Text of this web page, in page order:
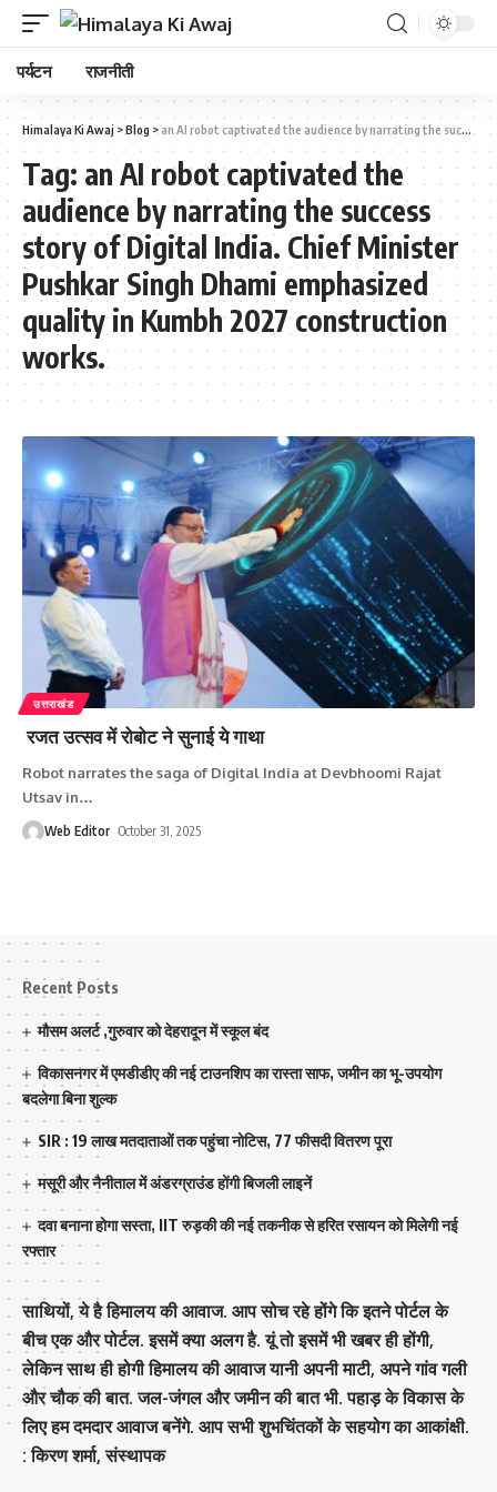
पर्यटन राजनीती
Himalaya Ki Awaj >Blog > an AI robot captivated the audience by narrating the success story of Digital India. Chief Minister Pushkar Singh Dhami emphasized quality in Kumbh 2027 construction works.
Tag: an AI robot captivated the
audience by narrating the success
story of Digital India. Chief Minister
Pushkar Singh Dhami emphasized
quality in Kumbh 2027 construction
works.
उत्तराखंड
रजत उत्सव में रोबोट ने सुनाई ये गाथा
Robot narrates the saga of Digital India at Devbhoomi Rajat
Utsav in…
Web Editor October 31, 2025
Recent Posts
मौसम अलर्ट ,गुरुवार को देहरादून में स्कूल बंद
विकासनगर में एमडीडीए की नई टाउनशिप का रास्ता साफ, जमीन का भू-उपयोग
बदलेगा बिना शुल्क
SIR : 19 लाख मतदाताओं तक पहुंचा नोटिस, 77 फीसदी वितरण पूरा
मसूरी और नैनीताल में अंडरग्राउंड होंगी बिजली लाइनें
दवा बनाना होगा सस्ता, IIT रुड़की की नई तकनीक से हरित रसायन को मिलेगी नई
रफ्तार
साथियों, ये है हिमालय की आवाज. आप सोच रहे होंगे कि इतने पोर्टल के
बीच एक और पोर्टल. इसमें क्या अलग है. यूं तो इसमें भी खबर ही होंगी,
लेकिन साथ ही होगी हिमालय की आवाज यानी अपनी माटी, अपने गांव गली
और चौक की बात. जल-जंगल और जमीन की बात भी. पहाड़ के विकास के
लिए हम दमदार आवाज बनेंगे. आप सभी शुभचिंतकों के सहयोग का आकांक्षी.
: किरण शर्मा, संस्‍थापक